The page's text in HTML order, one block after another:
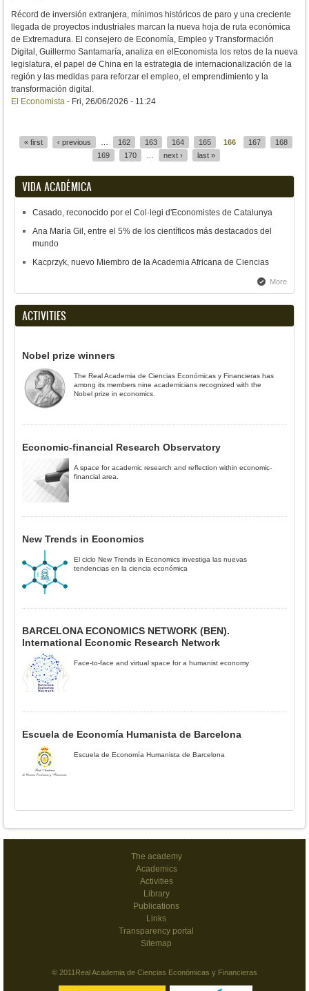
Récord de inversión extranjera, mínimos históricos de paro y una creciente
llegada de proyectos industriales marcan la nueva hoja de ruta económica
de Extremadura. El consejero de Economía, Empleo y Transformación
Digital, Guillermo Santamaría, analiza en elEconomista los retos de la nueva
legislatura, el papel de China en la estrategia de internacionalización de la
región y las medidas para reforzar el empleo, el emprendimiento y la
transformación digital.
El Economista - Fri, 26/06/2026 - 11:24
« first ‹ previous 162 163 164 165 166 167
168
169
170 next › last »
VIDA ACADÉMICA
Casado, reconocido por el Col·legi d'Economistes de Catalunya
Ana María Gil, entre el 5% de los científicos más destacados del
mundo
Kacprzyk, nuevo Miembro de la Academia Africana de Ciencias
More
ACTIVITIES
Nobel prize winners
The Real Academia de Ciencias Económicas y Financieras has
among its members nine academicians recognized with the
Nobel prize in economics.
Economic-financial Research Observatory
A space for academic research and reflection within economic-
financial area.
New Trends in Economics
El ciclo New Trends in Economics investiga las nuevas
tendencias en la ciencia económica
BARCELONA ECONOMICS NETWORK (BEN).
International Economic Research Network
Face-to-face and virtual space for a humanist economy
Escuela de Economía Humanista de Barcelona
Escuela de Economía Humanista de Barcelona
The academy
Academics
Activities
Library
Publications
Links
Transparency portal
Sitemap
© 2011Real Academia de Ciencias Económicas y Financieras